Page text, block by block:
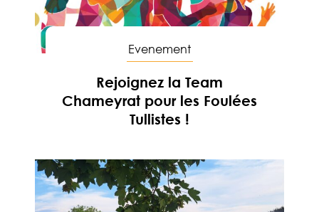
Evenement
Rejoignez la Team
Chameyrat pour les Foulées
Tullistes !